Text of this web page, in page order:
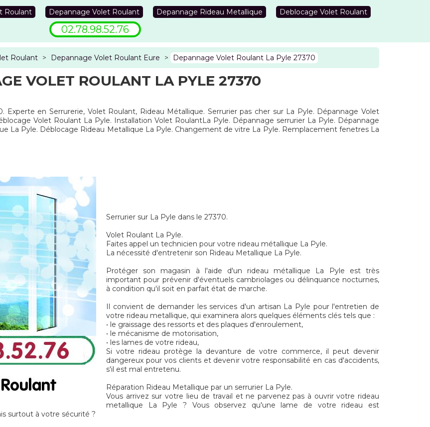
Roulant Depannage Volet Roulant Depannage Rideau Metallique Deblocage Volet Roulant
02.78.98.52.76
Roulant > Depannage Volet Roulant Eure > Depannage Volet Roulant La Pyle 27370
VOLET ROULANT LA PYLE 27370
en Serrurerie, Volet Roulant, Rideau Métallique. Serrurier pas cher sur La Pyle. Dépannage Volet
Volet Roulant La Pyle. Installation Volet RoulantLa Pyle. Dépannage serrurier La Pyle. Dépannage
La Pyle. Déblocage Rideau Metallique La Pyle. Changement de vitre La Pyle. Remplacement fenetres La
Serrurier sur La Pyle dans le 27370.
Volet Roulant La Pyle.
Faites appel un technicien pour votre rideau métallique La Pyle.
La nécessité d'entretenir son Rideau Metallique La Pyle.
Protéger son magasin à l'aide d'un rideau métallique La Pyle est très
important pour prévenir d'éventuels cambriolages ou délinquance nocturnes,
à condition qu'il soit en parfait état de marche.
Il convient de demander les services d'un artisan La Pyle pour l'entretien de
votre rideau metallique, qui examinera alors quelques éléments clés tels que :
• le graissage des ressorts et des plaques d'enroulement,
• le mécanisme de motorisation,
• les lames de votre rideau,
Si votre rideau protège la devanture de votre commerce, il peut devenir
dangereux pour vos clients et devenir votre responsabilité en cas d'accidents,
s'il est mal entretenu.
Réparation Rideau Metallique par un serrurier La Pyle.
Vous arrivez sur votre lieu de travail et ne parvenez pas à ouvrir votre rideau
metallique La Pyle ? Vous observez qu'une lame de votre rideau est
surtout à votre sécurité ?